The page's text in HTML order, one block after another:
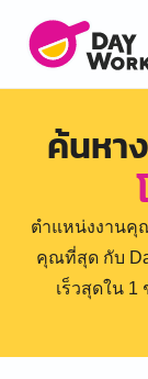
ค้นหา
ตำแหน่งงานคุ
คุณที่สุด กับ
เร็วสุดใน